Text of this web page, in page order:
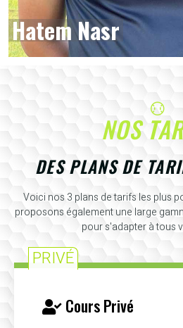
Hatem Nasr
NOS
DES PLANS DE
Voici nos 3 plans de tarifs les plus
proposons également une large
pour s'adapter à tous
PRIVÉ
Cours Privé